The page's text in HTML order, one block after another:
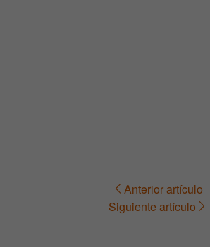
Navegación Anterior artículo
Siguiente artículo